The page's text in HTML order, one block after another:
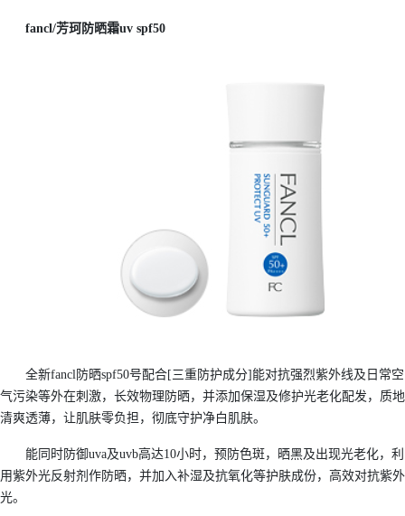
fancl/芳珂防晒霜uv spf50
全新fancl防晒spf50号配合[三重防护成分]能对抗强烈紫外线及日常空
气污染等外在刺激，长效物理防晒，并添加保湿及修护光老化配发，质地
清爽透薄，让肌肤零负担，彻底守护净白肌肤。
能同时防御uva及uvb高达10小时，预防色斑，晒黑及出现光老化，利
用紫外光反射剂作防晒，并加入补湿及抗氧化等护肤成份，高效对抗紫外
光。